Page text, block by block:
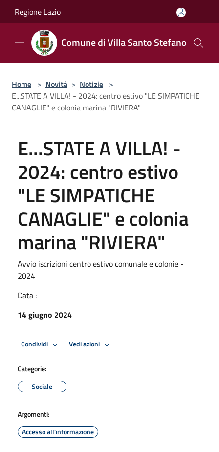
Regione Lazio
Comune di Villa Santo Stefano
Home > Novità > Notizie >
E...STATE A VILLA! - 2024: centro estivo "LE SIMPATICHE
CANAGLIE" e colonia marina "RIVIERA"
E...STATE A VILLA! -
2024: centro estivo
"LE SIMPATICHE
CANAGLIE" e colonia
marina "RIVIERA"
Avvio iscrizioni centro estivo comunale e colonie -
2024
Data :
14 giugno 2024
Condividi Vedi azioni
Categorie:
Sociale
Argomenti:
Accesso all'informazione